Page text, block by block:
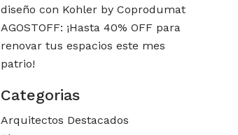
diseño con Kohler by Coprodumat
AGOSTOFF: ¡Hasta 40% OFF para
renovar tus espacios este mes
patrio!
Categorias
Arquitectos Destacados